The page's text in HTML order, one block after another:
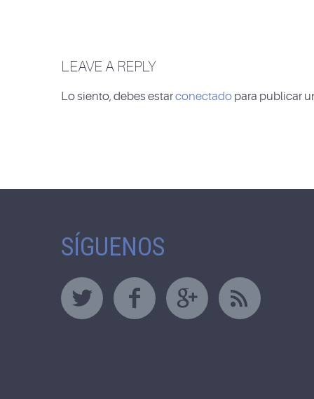
LEAVE A REPLY
Lo siento, debes estarconectado para publicar
SÍGUENOS